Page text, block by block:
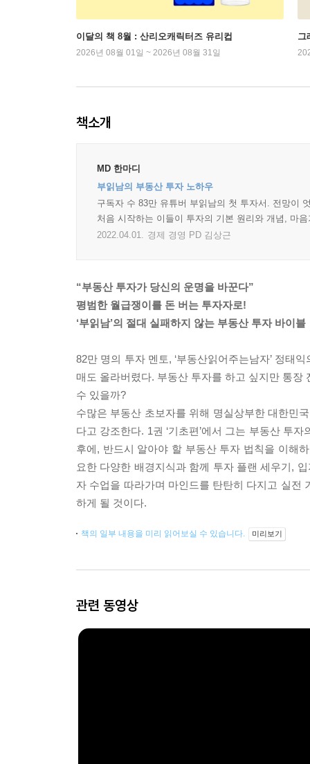
이달의 책 8월 : 산리오캐릭터즈 유리컵
2026년 08월 01일 ~ 2026년 08월 31일
그
책소개
MD 한마디
부읽남의 부동산 투자 노하우
구독자 수 83만 유튜버 부읽남의 첫 투자서. 전망이
처음 시작하는 이들이 투자의 기본 원리와 개념, 마
2022.04.01. 경제 경영 PD 김상근
“부동산 투자가 당신의 운명을 바꾼다”
평범한 월급쟁이를 돈 버는 투자자로!
‘부읽남’의 절대 실패하지 않는 부동산 투자 바이블
82만 명의 투자 멘토, ‘부동산읽어주는남자’ 정태
매도 올라버렸다. 부동산 투자를 하고 싶지만 통
수 있을까?
수많은 부동산 초보자를 위해 명실상부한 대한민
다고 강조한다. 1권 ‘기초편’에서 그는 부동산 투
후에, 반드시 알아야 할 부동산 투자 법칙을 이해
요한 다양한 배경지식과 함께 투자 플랜 세우기,
자 수업을 따라가며 마인드를 탄탄히 다지고 실전
하게 될 것이다.
책의 일부 내용을 미리 읽어보실 수 있습니다. 미리보기
관련 동영상